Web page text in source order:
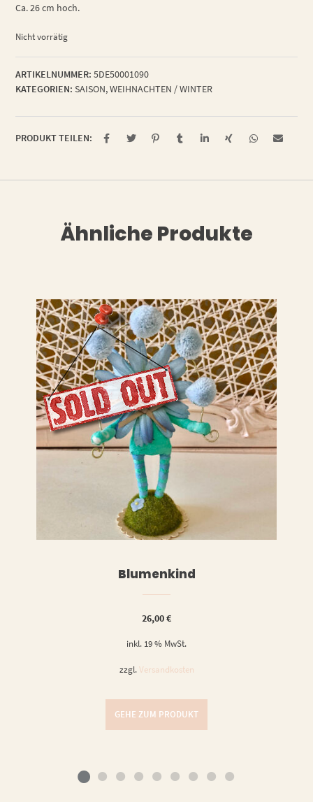
Ca. 26 cm hoch.
Nicht vorrätig
ARTIKELNUMMER: 5DE50001090
KATEGORIEN: SAISON,WEIHNACHTEN / WINTER
PRODUKT TEILEN:
Ähnliche Produkte
Blumenkind
26,00€
inkl. 19 % MwSt.
zzgl. Versandkosten
GEHE ZUM PRODUKT